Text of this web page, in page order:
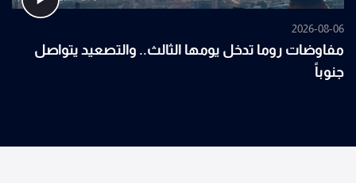
2026-08-06
مفاوضات روما تدخل يومها الثالث.. والتصعيد يتواصل
جنوباً